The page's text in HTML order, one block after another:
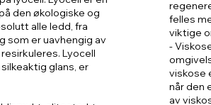
den økologiske og
alle ledd, fra
som er uavhengig av
Lyocell
glans, er
felles
viktige
-
viskose
når den
av